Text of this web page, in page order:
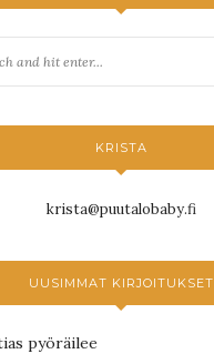
KRISTA
krista@puutalobaby.fi
UUSIMMAT KIRJOITUKSET
pyöräilee